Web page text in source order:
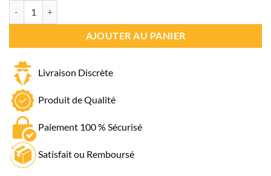
AJOUTER AU PANIER
Livraison Discrète
Produit de Qualité
Paiement 100 % Sécurisé
Satisfait ou Remboursé